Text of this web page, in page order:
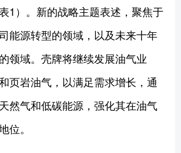
1）。新的战略主题表述，聚焦于
能源转型的领域，以及未来十年
领域。壳牌将继续发展油气业
页岩油气，以满足需求增长，通
然气和低碳能源，强化其在油气
位。